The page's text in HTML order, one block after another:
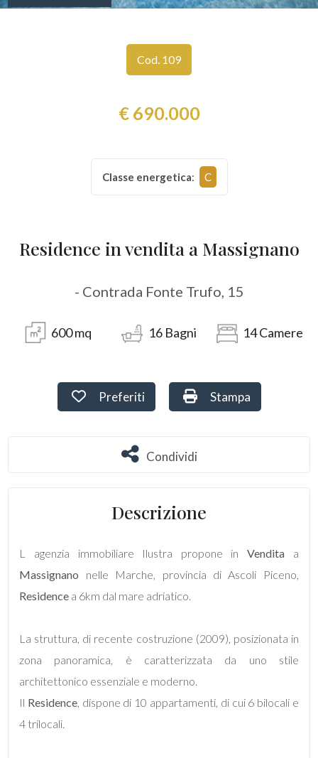
Cod. 109
€ 690.000
Classe energetica: C
Residence in vendita a Massignano
- Contrada Fonte Trufo, 15
600mq 16Bagni 14Camere
Preferiti: Cod. 109
Preferiti Stampa: Cod. 109
Stampa
Condividi
Condividi
Descrizione
L agenzia immobiliare Ilustra propone inVendita a
Massignano nelle Marche, provincia di Ascoli Piceno,
Residence a 6km dal mare adriatico.
La struttura, di recente costruzione (2009), posizionata in
zona panoramica, è caratterizzata da uno stile
architettonico essenziale e moderno.
Il Residence, dispone di 10 appartamenti, di cui 6 bilocali e
4 trilocali.
Prezzo
mq
Locali
minimi